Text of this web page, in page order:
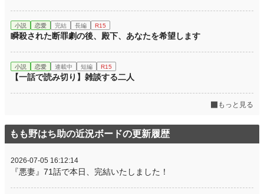
小説 恋愛 完結 長編 R15
瞬殺された断罪劇の後、殿下、あなたを希望します
小説 恋愛 連載中 短編 R15
【一話で読み切り】雑談する二人
もっと見る
もも野はち助の近況ボードの更新履歴
2026-07-05 16:12:14
『悪妻』71話で本日、完結いたしました！